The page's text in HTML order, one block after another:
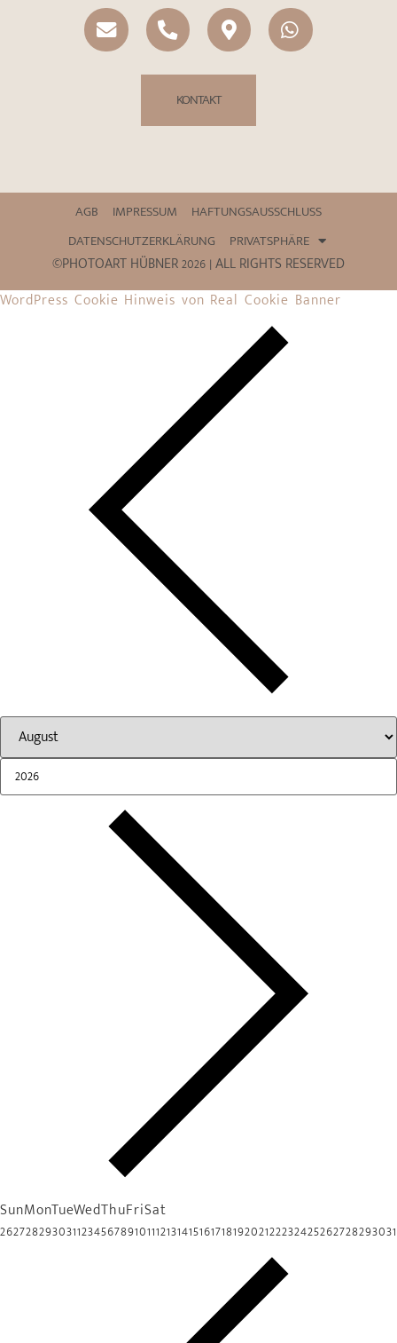
KONTAKT
AGB IMPRESSUM
HAFTUNGSAUSSCHLUSS
DATENSCHUTZERKLÄRUNG
PRIVATSPHÄRE
©PHOTOART HÜBNER 2026 | ALL RIGHTS RESERVED
WordPress Cookie Hinweis von Real Cookie Banner
SunMonTueWedThuFriSat
26272829303112345678910111213141516171819202122232425262728293031